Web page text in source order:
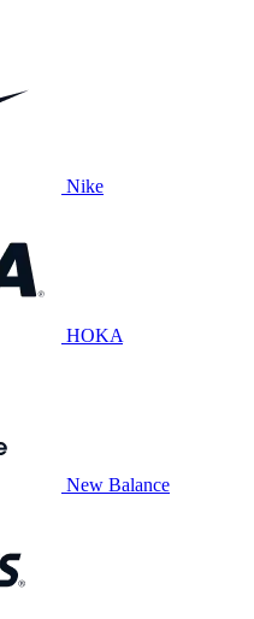
Nike
HOKA
New Balance